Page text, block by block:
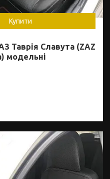
Купити
Таврія Славута (ZAZ
модельні